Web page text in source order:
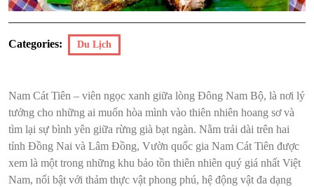
Categories: Du Lịch
Nam Cát Tiên – viên ngọc xanh giữa lòng Đông Nam Bộ, là nơi lý
tưởng cho những ai muốn hòa mình vào thiên nhiên hoang sơ và
tìm lại sự bình yên giữa rừng già bạt ngàn. Nằm trải dài trên hai
tỉnh Đồng Nai và Lâm Đồng, Vườn quốc gia Nam Cát Tiên được
xem là một trong những khu bảo tồn thiên nhiên quý giá nhất Việt
Nam, nổi bật với thảm thực vật phong phú, hệ động vật đa dạng